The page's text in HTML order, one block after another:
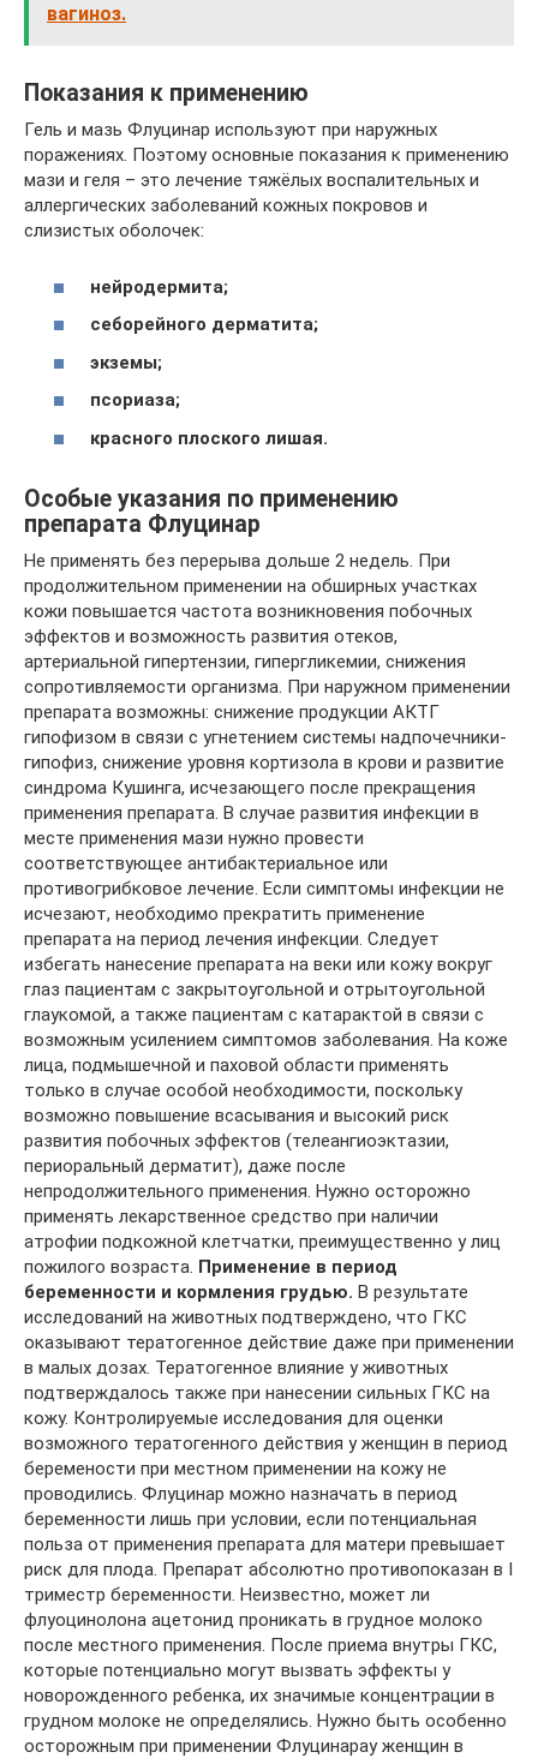
вагиноз.
Показания к применению
Гель и мазь Флуцинар используют при наружных
поражениях. Поэтому основные показания к применению
мази и геля – это лечение тяжёлых воспалительных и
аллергических заболеваний кожных покровов и
слизистых оболочек:
нейродермита;
себорейного дерматита;
экземы;
псориаза;
красного плоского лишая.
Особые указания по применению
препарата Флуцинар
Не применять без перерыва дольше 2 недель. При
продолжительном применении на обширных участках
кожи повышается частота возникновения побочных
эффектов и возможность развития отеков,
артериальной гипертензии, гипергликемии, снижения
сопротивляемости организма. При наружном применении
препарата возможны: снижение продукции АКТГ
гипофизом в связи с угнетением системы надпочечники-
гипофиз, снижение уровня кортизола в крови и развитие
синдрома Кушинга, исчезающего после прекращения
применения препарата. В случае развития инфекции в
месте применения мази нужно провести
соответствующее антибактериальное или
противогрибковое лечение. Если симптомы инфекции не
исчезают, необходимо прекратить применение
препарата на период лечения инфекции. Следует
избегать нанесение препарата на веки или кожу вокруг
глаз пациентам с закрытоугольной и отрытоугольной
глаукомой, а также пациентам с катарактой в связи с
возможным усилением симптомов заболевания. На коже
лица, подмышечной и паховой области применять
только в случае особой необходимости, поскольку
возможно повышение всасывания и высокий риск
развития побочных эффектов (телеангиоэктазии,
периоральный дерматит), даже после
непродолжительного применения. Нужно осторожно
применять лекарственное средство при наличии
атрофии подкожной клетчатки, преимущественно у лиц
пожилого возраста. Применение в период
беременности и кормления грудью. В результате
исследований на животных подтверждено, что ГКС
оказывают тератогенное действие даже при применении
в малых дозах. Тератогенное влияние у животных
подтверждалось также при нанесении сильных ГКС на
кожу. Контролируемые исследования для оценки
возможного тератогенного действия у женщин в период
беремености при местном применении на кожу не
проводились. Флуцинар можно назначать в период
беременности лишь при условии, если потенциальная
польза от применения препарата для матери превышает
риск для плода. Препарат абсолютно противопоказан в I
триместр беременности. Неизвестно, может ли
флуоцинолона ацетонид проникать в грудное молоко
после местного применения. После приема внутры ГКС,
которые потенциально могут вызвать эффекты у
новорожденного ребенка, их значимые концентрации в
грудном молоке не определялись. Нужно быть особенно
осторожным при применении Флуцинарау женщин в